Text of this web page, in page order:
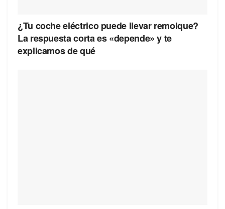
¿Tu coche eléctrico puede llevar remolque?
La respuesta corta es «depende» y te
explicamos de qué